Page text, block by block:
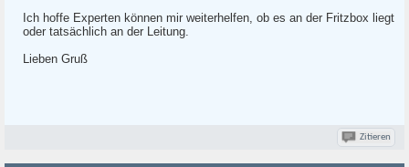
Ich hoffe Experten können mir weiterhelfen, ob es an der Fritzbox liegt
oder tatsächlich an der Leitung.
Lieben Gruß
Zitieren